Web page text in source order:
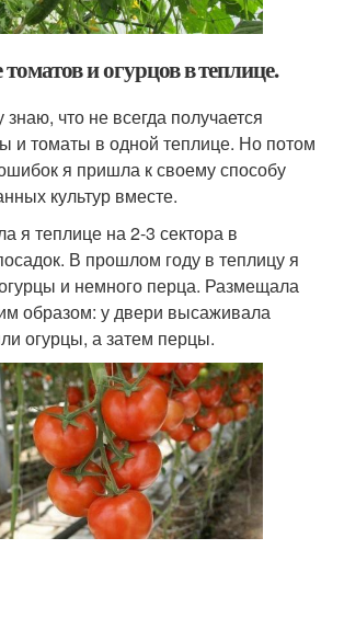
и огурцов в теплице.
что не всегда получается
и томаты в одной теплице. Но потом
я пришла к своему способу
культур вместе.
я теплице на 2-3 сектора в
В прошлом году в теплицу я
и немного перца. Размещала
образом: у двери высаживала
огурцы, а затем перцы.